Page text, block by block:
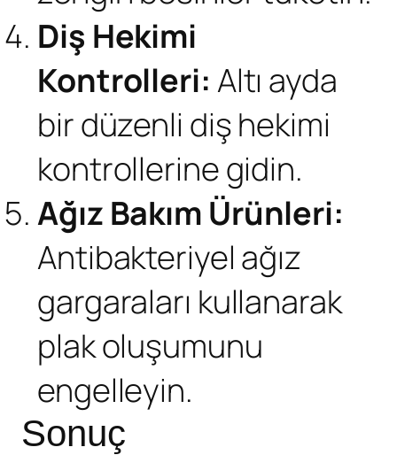
Diş Hekimi
Kontrolleri: Altı ayda
bir düzenli diş hekimi
kontrollerine gidin.
Ağız Bakım Ürünleri:
Antibakteriyel ağız
gargaraları kullanarak
plak oluşumunu
engelleyin.
Sonuç